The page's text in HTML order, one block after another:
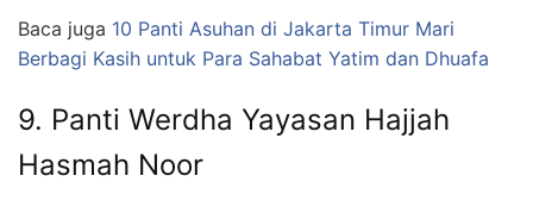
Baca juga 10 Panti Asuhan di Jakarta Timur Mari
Berbagi Kasih untuk Para Sahabat Yatim dan Dhuafa
9. Panti Werdha Yayasan Hajjah
Hasmah Noor